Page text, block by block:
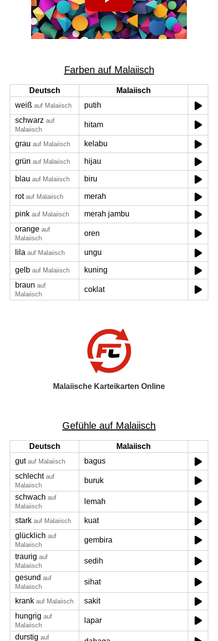
Farben auf Malaiisch
Deutsch
Malaiisch
weiß auf Malaiisch
putih
schwarz auf
Malaiisch
hitam
grau auf Malaiisch kelabu
grün auf Malaiisch hijau
blau auf Malaiisch biru
rot auf Malaiisch merah
pink auf Malaiisch
merah jambu
orange auf
Malaiisch
oren
lila auf Malaiisch ungu
gelb auf Malaiisch
kuning
braun auf
Malaiisch
coklat
Malaiische Karteikarten Online
Gefühle auf Malaiisch
Deutsch
Malaiisch
gut auf Malaiisch
bagus
schlecht auf
Malaiisch
buruk
schwach auf
Malaiisch
lemah
stark auf Malaiisch
kuat
glücklich auf
Malaiisch
gembira
traurig auf
Malaiisch
sedih
gesund auf
Malaiisch
sihat
krank auf Malaiisch
sakit
hungrig auf
Malaiisch
lapar
durstig auf